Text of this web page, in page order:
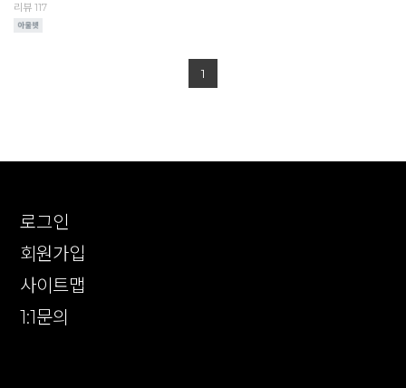
리뷰 117
1
로그인
회원가입
사이트맵
1:1문의